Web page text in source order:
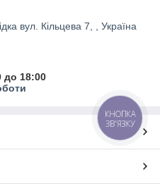
вул. Кільцева 7, , Україна
до 18:00
КНОПКА
ЗВ'ЯЗКУ